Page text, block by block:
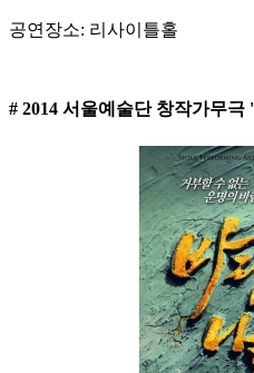
공연장소: 리사이틀홀
# 2014 서울예술단 창작가무